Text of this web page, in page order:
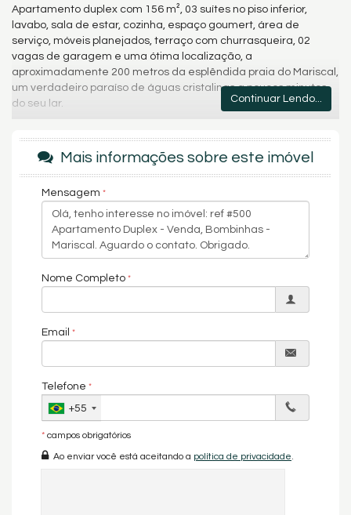
Apartamento duplex com 156 m², 03 suítes no piso inferior,
lavabo, sala de estar, cozinha, espaço goumert, área de
serviço, móveis planejados, terraço com churrasqueira, 02
vagas de garagem e uma ótima localização, a
aproximadamente 200 metros da esplêndida praia do Mariscal,
um verdadeiro paraíso de águas cristalinas a poucos minutos
do seu lar.
mais detalhes desse maravilhoso empreendimento em
Bombinhas - SC.
VALORES PODEM SER ALTERADOS SEM PRÉVIO AVISO DE
ACORDO COM A DISPONIBILIDADE DOS IMÓVEIS E VARIAÇÃO DOS
ÍNDICES DE CORREÇÃO.
Características do Imóvel
Churrasqueira
Vista Livre
Decorado
Living
Sacada com Churrasqueira
Sala de Estar
Terraço
Continuar Lendo...
Mais informações sobre este imóvel
Mensagem
Nome Completo
Email
Telefone
+55
* campos obrigatórios
Ao enviar você está aceitando a política de privacidade